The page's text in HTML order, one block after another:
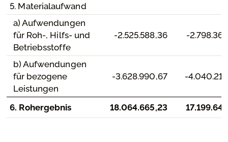
5. Materialaufwand
a) Aufwendungen
für Roh-, Hilfs- und
Betriebsstoffe
-2.525.588,36 -
b) Aufwendungen
für bezogene
Leistungen
-3.628.990,67 -
6. Rohergebnis 18.064.665,23